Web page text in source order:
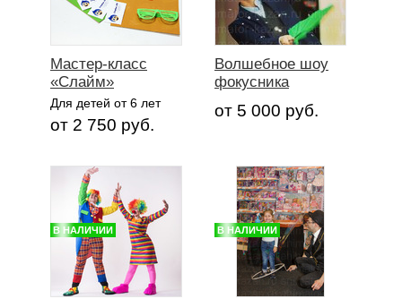
Мастер-класс
«Cлайм»
Для детей от 6 лет
от 2 750 руб.
Волшебное шоу
фокусника
от 5 000 руб.
В НАЛИЧИИ В НАЛИЧИИ